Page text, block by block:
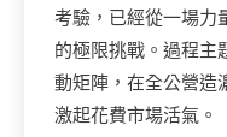
考驗，已經從一場力
的極限挑戰。過程主
動矩陣，在全公營造
激起花費市場活氣。